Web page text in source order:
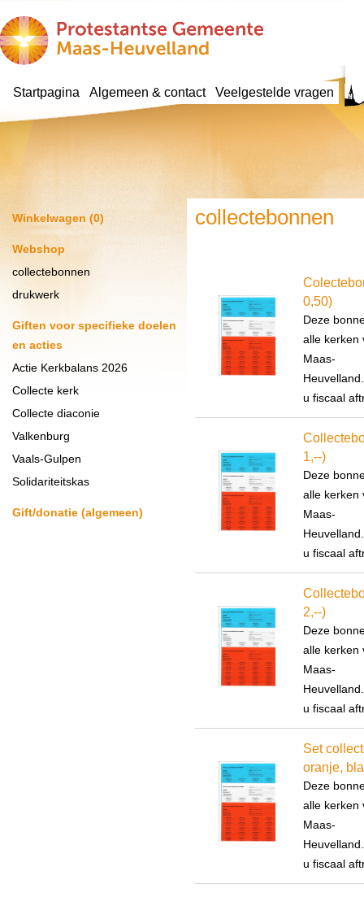
Startpagina Algemeen & contact Veelgestelde vragen
collectebonnen
0,50)
Deze
alle kerken
Maas-
u fiscaal
1,--)
Deze
alle kerken
Maas-
u fiscaal
2,--)
Deze
alle kerken
Maas-
u fiscaal
Set
oranje,
Deze
alle kerken
Maas-
u fiscaal
Winkelwagen (0)
Webshop
collectebonnen
drukwerk
Giften voor specifieke doelen
en acties
Actie Kerkbalans 2026
Collecte kerk
Collecte diaconie
Valkenburg
Vaals-Gulpen
Solidariteitskas
Gift/donatie (algemeen)